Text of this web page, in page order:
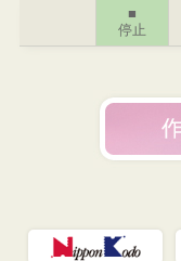
■
停止